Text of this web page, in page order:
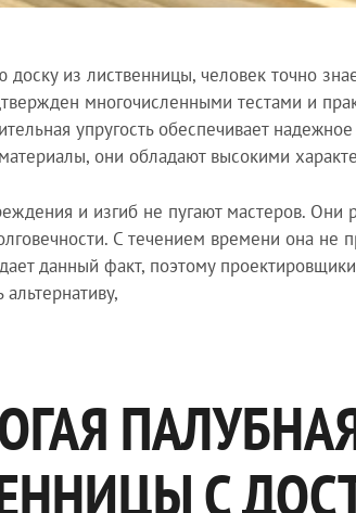
доску из лиственницы, человек точно
многочисленными тестами и
упругость обеспечивает
они обладают высокими
и изгиб не пугают мастеров. Они
С течением времени она не
данный факт, поэтому
С